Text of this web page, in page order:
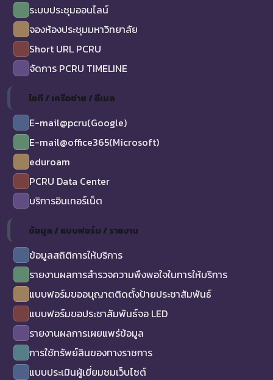
ระบบประชุมออนไลน์
จองห้องประชุมมหาวิทยาลัย
Short URL PCRU
จัดการ PCRU TIMELINE
ไอที / เครือข่าย / อีเมล
E-mail@pcru(Google)
E-mail@office365(Microsoft)
eduroam
PCRU Data Center
บริการอินเทอร์เน็ต
ข้อมูล / แบบฟอร์ม / รายงาน
ข้อมูลสถิติการให้บริการ
รายงานผลการสำรวจความพึงพอใจในการให้บริการ
แบบฟอร์มขออนุญาตติดตั้งป้ายประชาสัมพันธ์
แบบฟอร์มขอประชาสัมพันธ์จอ LED
รายงานผลการเผยแพร่ข้อมูล
การใช้ทรัพย์สินของทางราชการ
แบบประเมินผู้เยี่ยมชมเว็บไซต์